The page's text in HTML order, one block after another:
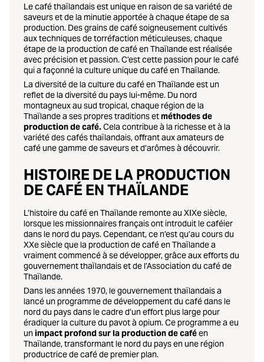
Le café thaïlandais est unique en raison de sa variété de
saveurs et de la minutie apportée à chaque étape de sa
production. Des grains de café soigneusement cultivés
aux techniques de torréfaction méticuleuses, chaque
étape de la production de café en Thaïlande est réalisée
avec précision et passion. C’est cette passion pour le café
qui a façonné la culture unique du café en Thaïlande.
La diversité de la culture du café en Thaïlande est un
reflet de la diversité du pays lui-même. Du nord
montagneux au sud tropical, chaque région de la
Thaïlande a ses propres traditions etméthodes de
production de café.Cela contribue à la richesse et à la
variété des cafés thaïlandais, offrant aux amateurs de
café une gamme de saveurs et d’arômes à découvrir.
HISTOIRE DE LA PRODUCTION
DE CAFÉ EN THAÏLANDE
L’histoire du café en Thaïlande remonte au XIXe siècle,
lorsque les missionnaires français ont introduit le caféier
dans le nord du pays. Cependant, ce n’est qu’au cours du
XXe siècle que la production de café en Thaïlande a
vraiment commencé à se développer, grâce aux efforts du
gouvernement thaïlandais et de l’Association du café de
Thaïlande.
Dans les années 1970, le gouvernement thaïlandais a
lancé un programme de développement du café dans le
nord du pays dans le cadre d’un effort plus large pour
éradiquer la culture du pavot à opium. Ce programme a eu
unimpact profond sur la production de caféen
Thaïlande, transformant le nord du pays en une région
productrice de café de premier plan.